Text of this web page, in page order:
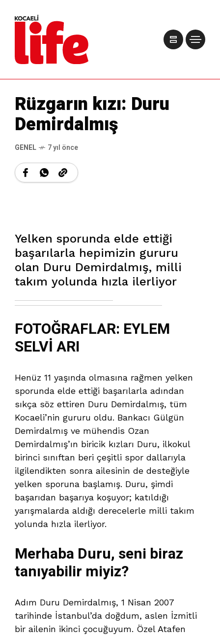
Rüzgarın kızı: Duru
Demirdalmış
GENEL 7 yıl önce
Yelken sporunda elde ettiği
başarılarla hepimizin gururu
olan Duru Demirdalmış, milli
takım yolunda hızla ilerliyor
FOTOĞRAFLAR: EYLEM
SELVİ ARI
Henüz 11 yaşında olmasına rağmen yelken
sporunda elde ettiği başarılarla adından
sıkça söz ettiren Duru Demirdalmış, tüm
Kocaeli’nin gururu oldu. Bankacı Gülgün
Demirdalmış ve mühendis Ozan
Demirdalmış’ın biricik kızları Duru, ilkokul
birinci sınıftan beri çeşitli spor dallarıyla
ilgilendikten sonra ailesinin de desteğiyle
yelken sporuna başlamış. Duru, şimdi
başarıdan başarıya koşuyor; katıldığı
yarışmalarda aldığı derecelerle milli takım
yolunda hızla ilerliyor.
Merhaba Duru, seni biraz
tanıyabilir miyiz?
Adım Duru Demirdalmış, 1 Nisan 2007
tarihinde İstanbul’da doğdum, aslen İzmitli
bir ailenin ikinci çocuğuyum. Özel Atafen